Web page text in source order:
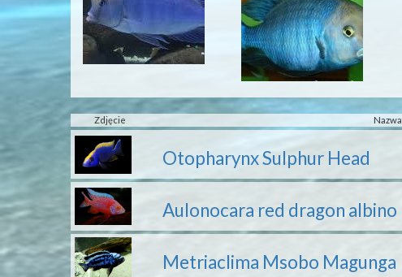
Zdjęcie Nazwa
Otopharynx Sulphur Head
Aulonocara red dragon albino
Metriaclima Msobo Magunga